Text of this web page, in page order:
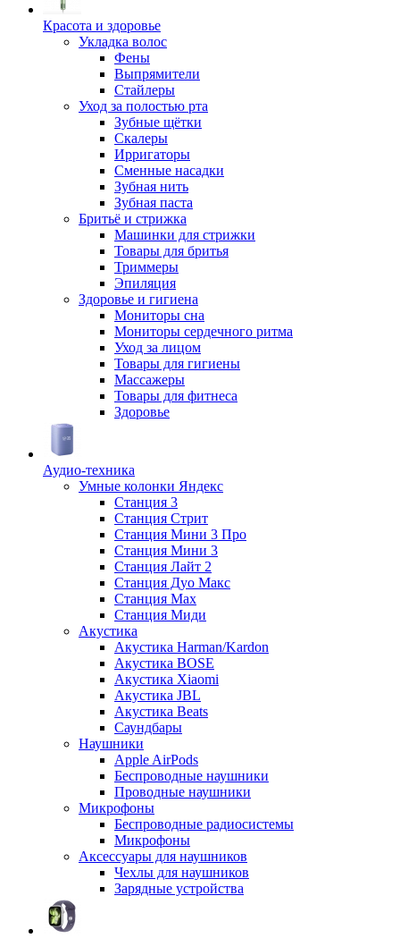
Красота и здоровье
Укладка волос
Фены
Выпрямители
Стайлеры
Уход за полостью рта
Зубные щётки
Скалеры
Ирригаторы
Сменные насадки
Зубная нить
Зубная паста
Бритьё и стрижка
Машинки для стрижки
Товары для бритья
Триммеры
Эпиляция
Здоровье и гигиена
Мониторы сна
Мониторы сердечного ритма
Уход за лицом
Товары для гигиены
Массажеры
Товары для фитнеса
Здоровье
Аудио-техника
Умные колонки Яндекс
Станция 3
Станция Стрит
Станция Мини 3 Про
Станция Мини 3
Станция Лайт 2
Станция Дуо Макс
Станция Max
Станция Миди
Акустика
Акустика Harman/Kardon
Акустика BOSE
Акустика Xiaomi
Акустика JBL
Акустика Beats
Саундбары
Наушники
Apple AirPods
Беспроводные наушники
Проводные наушники
Микрофоны
Беспроводные радиосистемы
Микрофоны
Аксессуары для наушников
Чехлы для наушников
Зарядные устройства